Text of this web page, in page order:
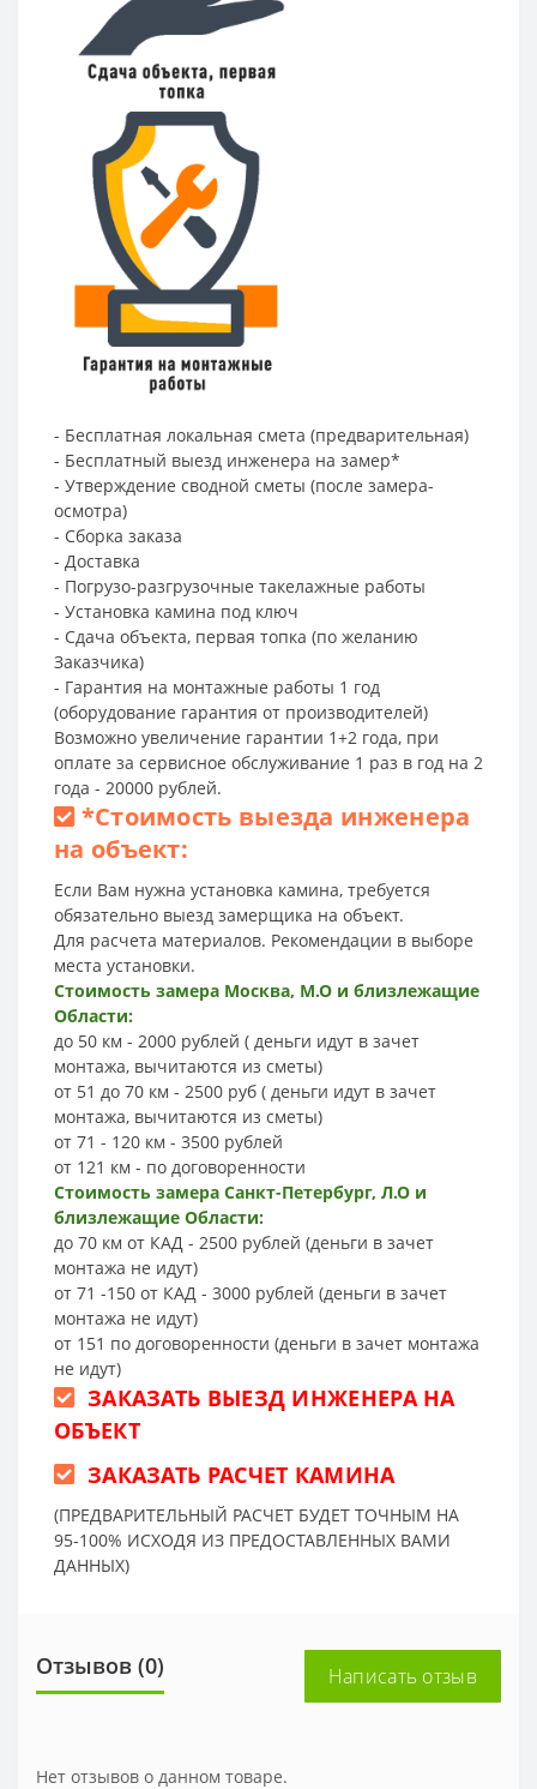
- Бесплатная локальная смета (предварительная)
- Бесплатный выезд инженера на замер*
- Утверждение сводной сметы (после замера-
осмотра)
- Сборка заказа
- Доставка
- Погрузо-разгрузочные такелажные работы
- Установка камина под ключ
- Сдача объекта, первая топка (по желанию
Заказчика)
- Гарантия на монтажные работы 1 год
(оборудование гарантия от производителей)
Возможно увеличение гарантии 1+2 года, при
оплате за сервисное обслуживание 1 раз в год на 2
года - 20000 рублей.
*Стоимость выезда инженера
на объект:
Если Вам нужна установка камина, требуется
обязательно выезд замерщика на объект.
Для расчета материалов. Рекомендации в выборе
места установки.
Стоимость замера Москва, М.О и близлежащие
Области:
до 50 км - 2000 рублей ( деньги идут в зачет
монтажа, вычитаются из сметы)
от 51 до 70 км - 2500 руб ( деньги идут в зачет
монтажа, вычитаются из сметы)
от 71 - 120 км - 3500 рублей
от 121 км - по договоренности
Стоимость замера Санкт-Петербург, Л.О и
близлежащие Области:
до 70 км от КАД - 2500 рублей (деньги в зачет
монтажа не идут)
от 71 -150 от КАД - 3000 рублей (деньги в зачет
монтажа не идут)
от 151 по договоренности (деньги в зачет монтажа
не идут)
ЗАКАЗАТЬ ВЫЕЗД ИНЖЕНЕРА НА
ОБЪЕКТ
ЗАКАЗАТЬ РАСЧЕТ КАМИНА
(ПРЕДВАРИТЕЛЬНЫЙ РАСЧЕТ БУДЕТ ТОЧНЫМ НА
95-100% ИСХОДЯ ИЗ ПРЕДОСТАВЛЕННЫХ ВАМИ
ДАННЫХ)
Отзывов (0) Написать отзыв
Нет отзывов о данном товаре.